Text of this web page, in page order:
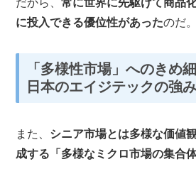
だから、常に世界に先駆けて商品
に投入できる優位性があったのだ。
「多様性市場」へのきめ
日本のエイジテックの強み
また、 シニア市場とは多様な価値
成する「多様なミクロ市場の集合体